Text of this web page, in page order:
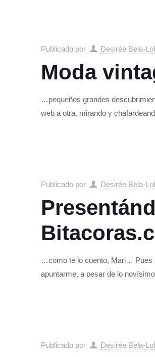
Publicado por Desirée Bela-
Moda
…pequeños grandes
web a otra, mirando y
Publicado por Desirée Bela-
…como te lo cuento, Mari… Pues
apuntarme, a pesar de lo
Publicado por Desirée Bela-